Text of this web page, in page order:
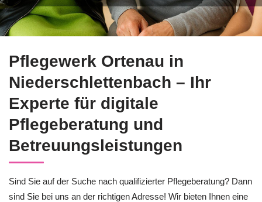
Pflegewerk Ortenau in
Niederschlettenbach – Ihr
Experte für digitale
Pflegeberatung und
Betreuungsleistungen
Sind Sie auf der Suche nach qualifizierter Pflegeberatung? Dann
sind Sie bei uns an der richtigen Adresse! Wir bieten Ihnen eine